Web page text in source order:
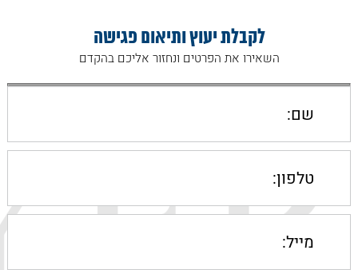
לקבלת יעוץ ותיאום פגישה
השאירו את הפרטים ונחזור אליכם בהקדם